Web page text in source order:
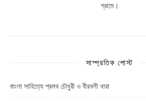
গ্রামে।
সাম্প্রতিক পোস্ট
বাংলা সাহিত্যে প্রমথ চৌধুরী ও বীরবলী ধারা